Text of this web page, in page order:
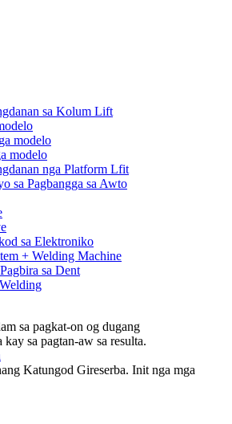
sa Kolum Lift
modelo
modelo
nga Platform Lfit
sa Pagbangga sa Awto
sa Elektroniko
+ Welding Machine
sa Dent
sa pagkat-on og dugang
sa pagtan-aw sa resulta.
Katungod Gireserba. Init nga mga